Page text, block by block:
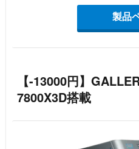
製品
【-13000円】
7800X3D搭載